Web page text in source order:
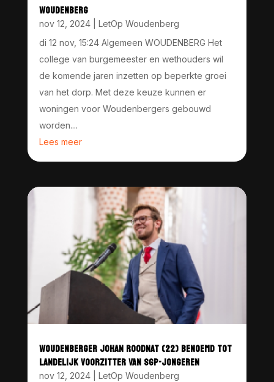
WOUDENBERG
nov 12, 2024| LetOp Woudenberg
di 12 nov, 15:24 Algemeen WOUDENBERG Het
college van burgemeester en wethouders wil
de komende jaren inzetten op beperkte groei
van het dorp. Met deze keuze kunnen er
woningen voor Woudenbergers gebouwd
worden....
Lees meer
WOUDENBERGER JOHAN ROODNAT (22) BENOEMD TOT
LANDELIJK VOORZITTER VAN SGP-JONGEREN
nov 12, 2024| LetOp Woudenberg